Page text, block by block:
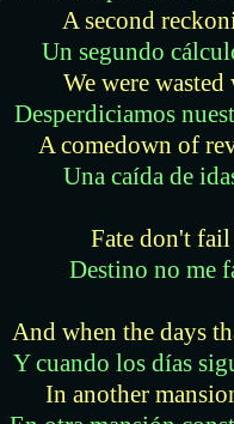
A second
Un segundo
We were
Desperdiciamos
A comedown of
Una caída de
Fate don't
Destino no me
And when the days
Y cuando los días
In another